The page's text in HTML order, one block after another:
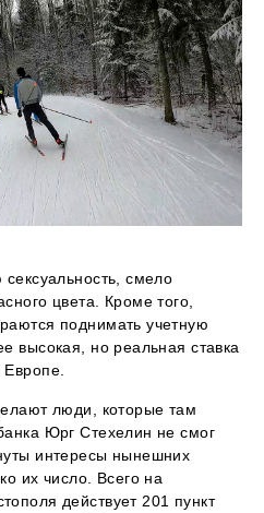
сексуальность, смело
цвета. Кроме того,
поднимать учетную
высокая, но реальная ставка
люди, которые там
Юрг Стехелин не смог
интересы нынешних
их число. Всего на
действует 201 пункт